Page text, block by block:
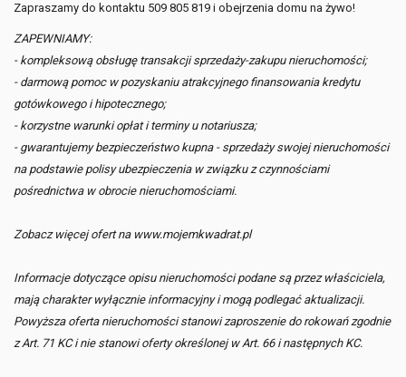
Zapraszamy do kontaktu 509 805 819 i obejrzenia domu na żywo!
ZAPEWNIAMY:
- kompleksową obsługę transakcji sprzedaży-zakupu nieruchomości;
- darmową pomoc w pozyskaniu atrakcyjnego finansowania kredytu
gotówkowego i hipotecznego;
- korzystne warunki opłat i terminy u notariusza;
- gwarantujemy bezpieczeństwo kupna - sprzedaży swojej nieruchomości
na podstawie polisy ubezpieczenia w związku z czynnościami
pośrednictwa w obrocie nieruchomościami.
Zobacz więcej ofert na www.mojemkwadrat.pl
Informacje dotyczące opisu nieruchomości podane są przez właściciela,
mają charakter wyłącznie informacyjny i mogą podlegać aktualizacji.
Powyższa oferta nieruchomości stanowi zaproszenie do rokowań zgodnie
z Art. 71 KC i nie stanowi oferty określonej w Art. 66 i następnych KC.